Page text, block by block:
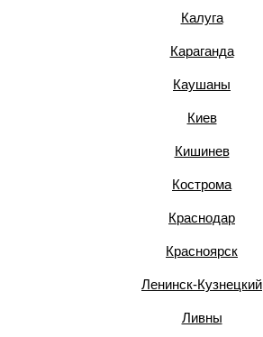
Калуга
Караганда
Каушаны
Киев
Кишинев
Кострома
Краснодар
Красноярск
Ленинск-Кузнецкий
Ливны